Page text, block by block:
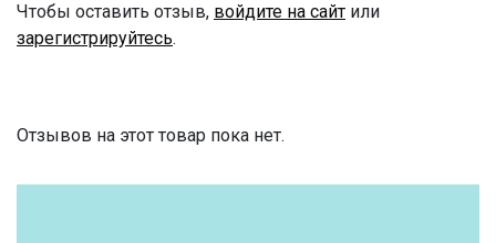
Чтобы оставить отзыв, войдите на сайт или
зарегистрируйтесь.
Отзывов на этот товар пока нет.